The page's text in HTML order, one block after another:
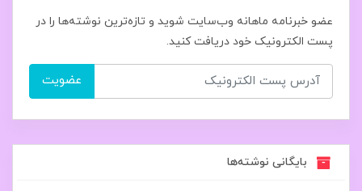
عضو خبرنامه ماهانه وب‌سایت شوید و تازه‌ترین نوشته‌ها را در
پست الکترونیک خود دریافت کنید.
عضویت
بایگانی نوشته‌ها